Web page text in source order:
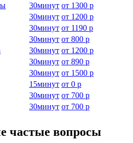
30минут от 1300 р
30минут от 1200 р
30минут от 1190 р
30минут от 800 р
30минут от 1200 р
30минут от 890 р
30минут от 1500 р
15минут от 0 р
30минут от 700 р
30минут от 700 р
частые вопросы